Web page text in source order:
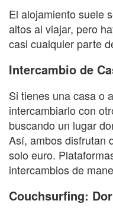
El alojamiento suele
altos al viajar, pero
casi cualquier parte
Intercambio de
Si tienes una casa o
intercambiarlo con
buscando un lugar
Así, ambos disfrutan
solo euro.
intercambios de
Couchsurfing: